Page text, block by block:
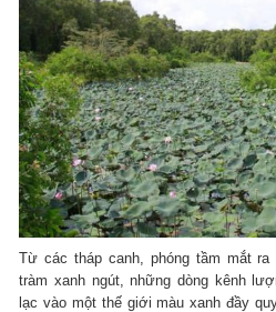
Từ các tháp canh, phóng tầm mắt
tràm xanh ngút, những dòng kênh
lạc vào một thế giới màu xanh đầy